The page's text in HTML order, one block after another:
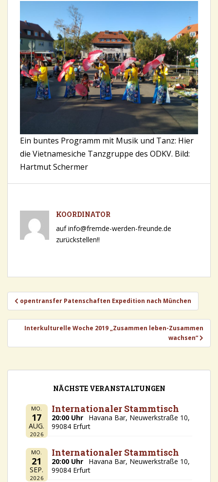
Ein buntes Programm mit Musik und Tanz: Hier
die Vietnamesiche Tanzgruppe des ODKV. Bild:
Hartmut Schermer
KOORDINATOR
auf info@fremde-werden-freunde.de
zurückstellen!!
Beitragsnavigation
opentransfer Patenschaften Expedition nach München
Interkulturelle Woche 2019 „Zusammen leben-Zusammen
wachsen“
NÄCHSTE VERANSTALTUNGEN
MO.
17
AUG.
2026
Internationaler Stammtisch
20:00 Uhr
Havana Bar, Neuwerkstraße 10,
99084 Erfurt
MO.
21
SEP.
2026
Internationaler Stammtisch
20:00 Uhr
Havana Bar, Neuwerkstraße 10,
99084 Erfurt